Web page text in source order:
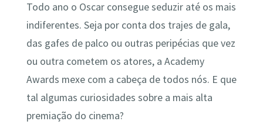
Todo ano o Oscar consegue seduzir até os mais
indiferentes. Seja por conta dos trajes de gala,
das gafes de palco ou outras peripécias que vez
ou outra cometem os atores, a Academy
Awards mexe com a cabeça de todos nós. E que
tal algumas curiosidades sobre a mais alta
premiação do cinema?